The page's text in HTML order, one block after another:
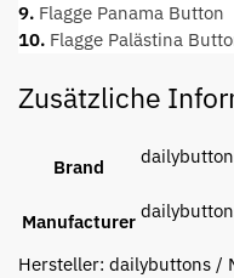
9. Flagge Panama Button
10. Flagge Palästina
Zusätzliche
Brand
Manufacturer
Hersteller: dailybuttons /